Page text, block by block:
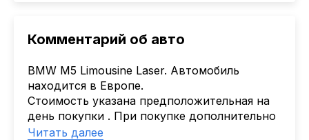
Комментарий об авто
BMW M5 Limousine Laser. Автомобиль
находится в Европе.
Стоимость указана предположительная на
день покупки . При покупке дополнительно
необходимо оплатить стоимость доставки
Читать далее